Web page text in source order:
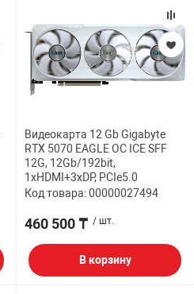
Видеокарта 12 Gb Gigabyte
RTX 5070 EAGLE OC ICE SFF
12G, 12Gb/192bit,
1хHDMI+3xDP, PCIe5.0
Код товара: 00000027494
460 500 ₸ / шт.
В корзину